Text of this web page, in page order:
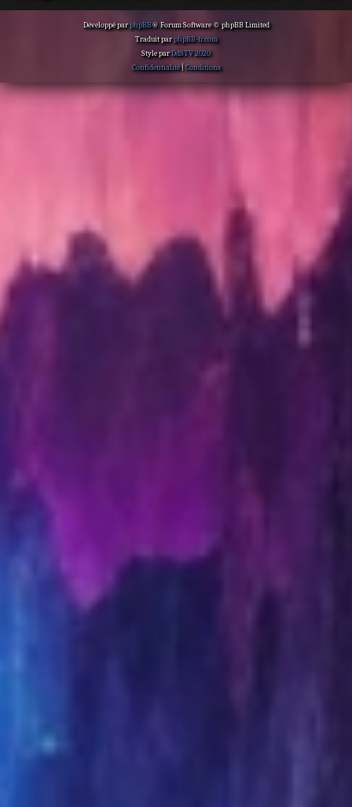
Développé parphpBB® Forum Software © phpBB Limited
Traduit parphpBB-fr.com
Style parDdSTV 2020
Confidentialité|Conditions